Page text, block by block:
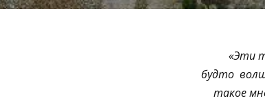
«Эти
будто
такое